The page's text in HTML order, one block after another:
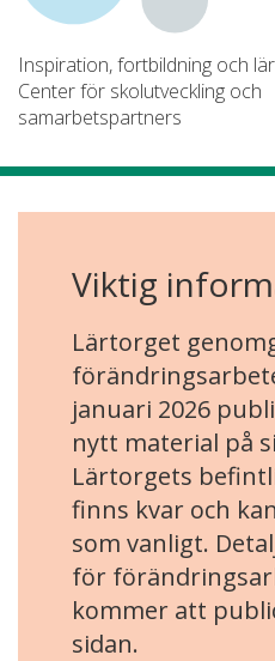
Inspiration, fortbildning och
Center för skolutveckling och
samarbetspartners
Viktig
Lärtorget
januari 2026
nytt material på
Lärtorgets
finns kvar och
som vanligt.
för
kommer att
sidan.